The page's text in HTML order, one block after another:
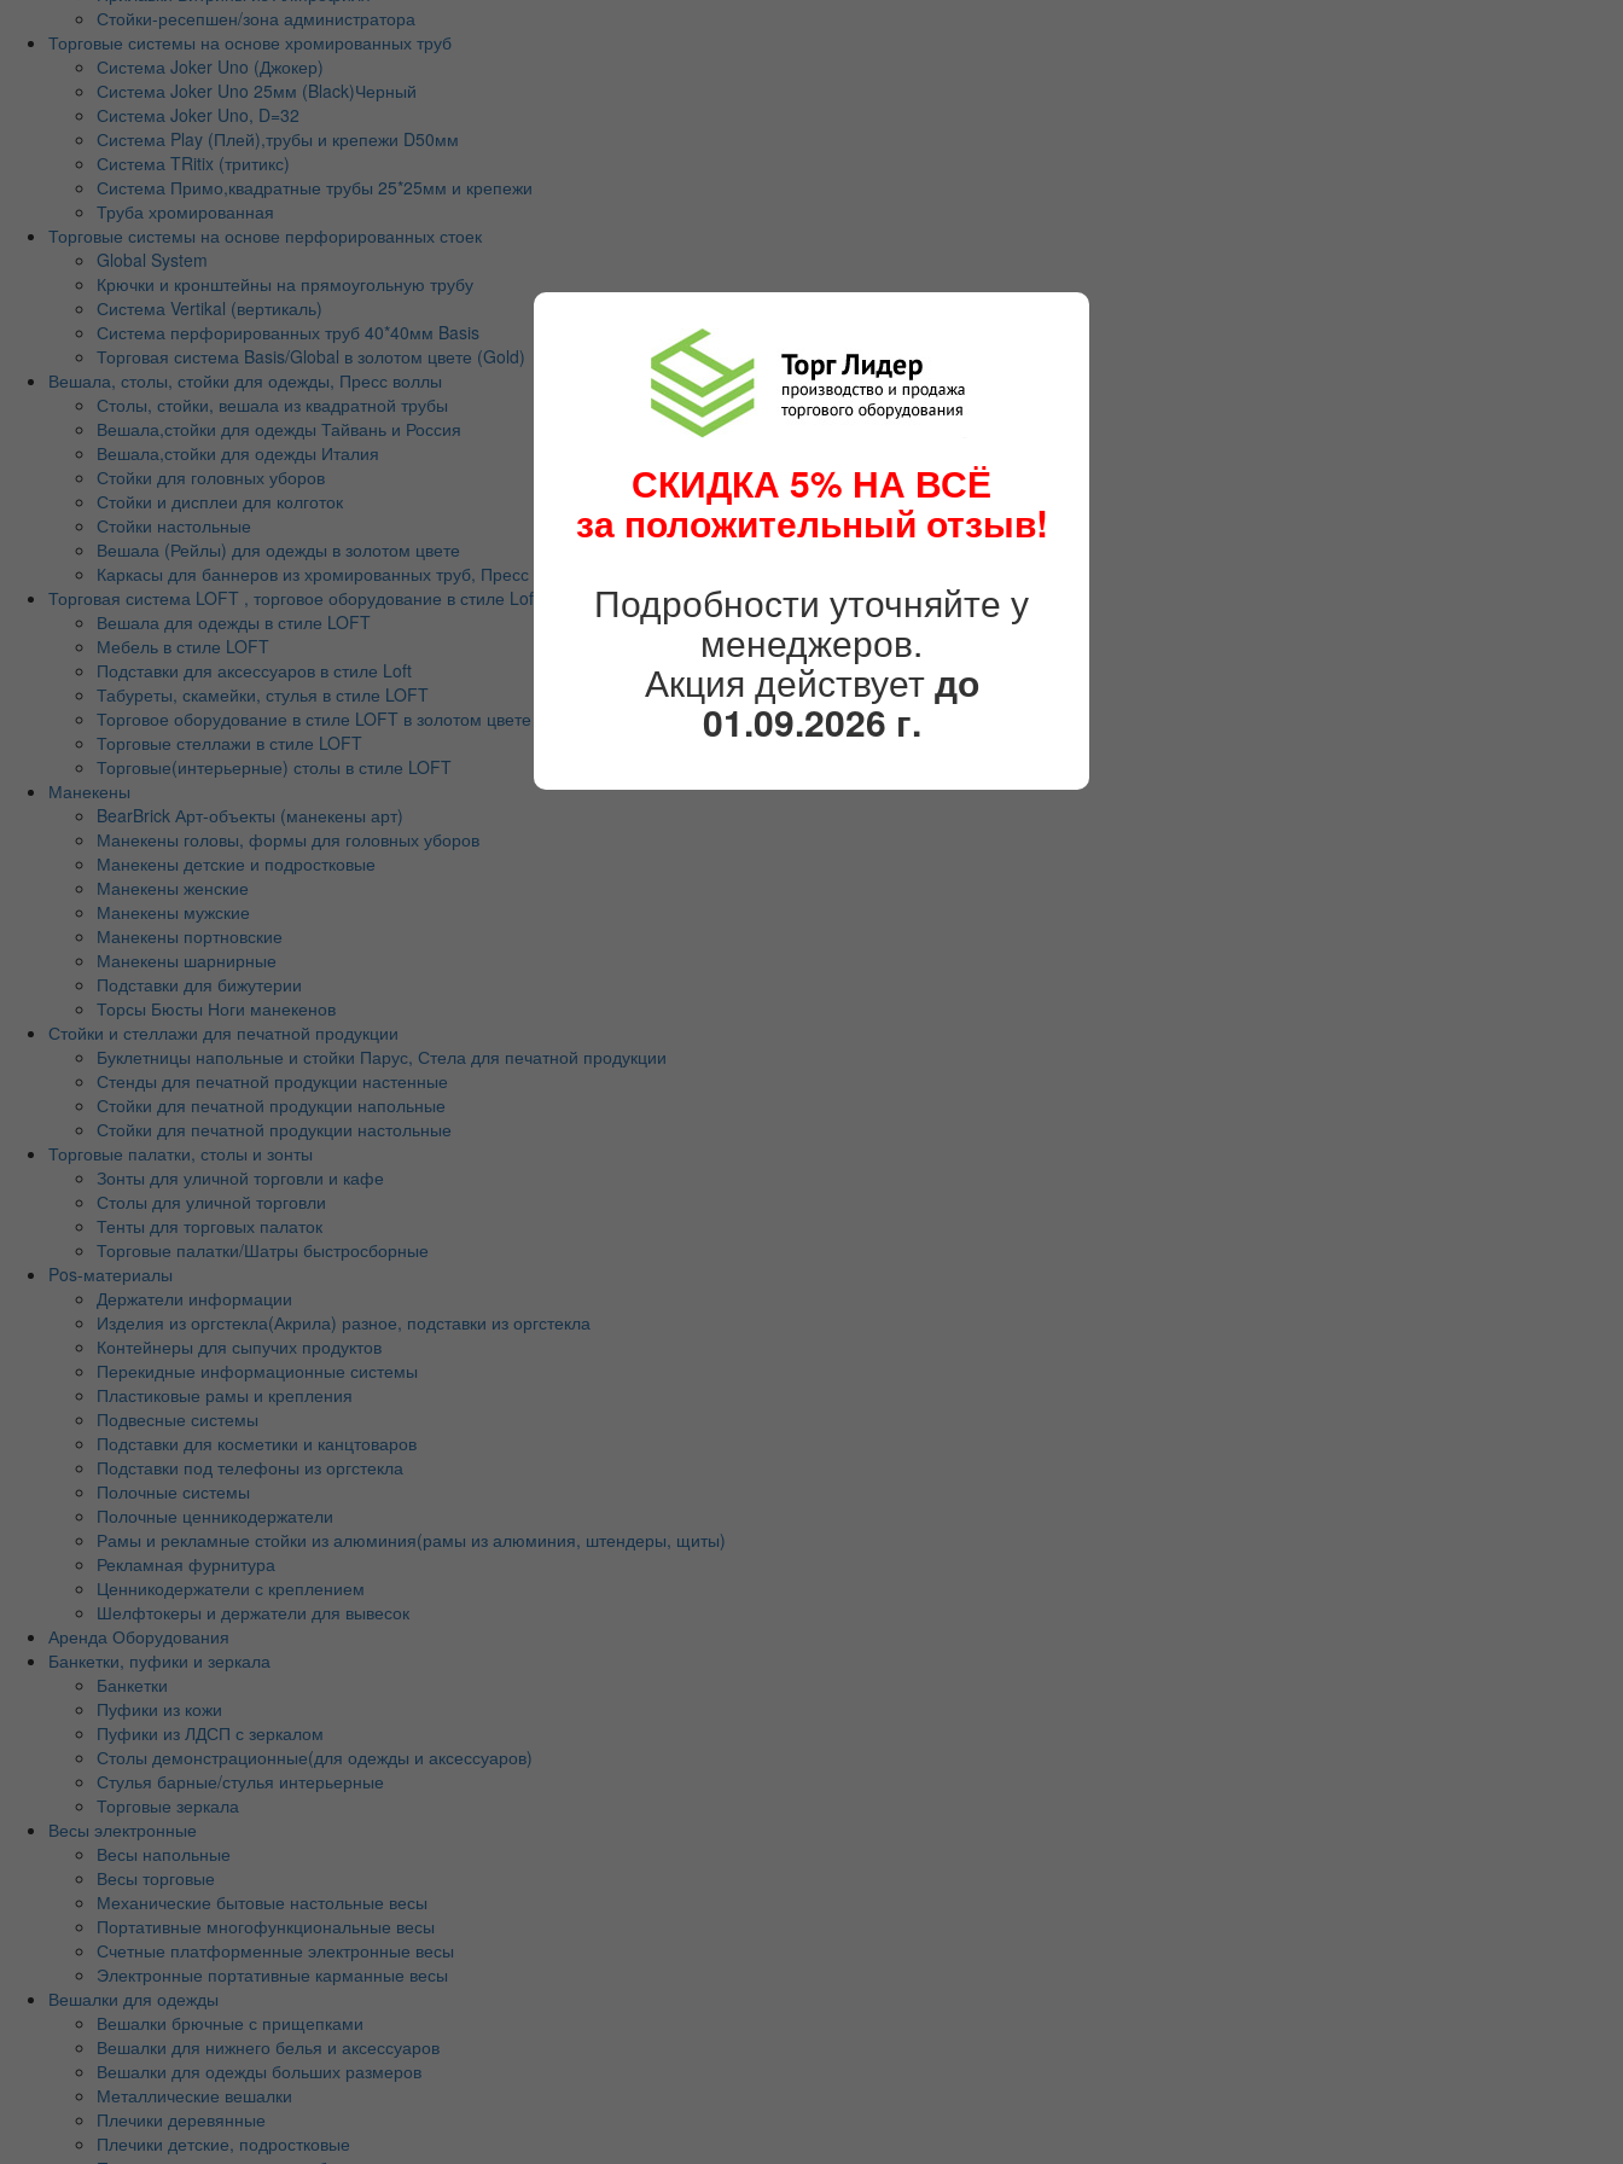
СКИДКА 5% НА ВСЁ
за положительный отзыв!
Подробности уточняйте у
менеджеров.
Акция действуетдо
01.09.2026 г.
Стойки-ресепшен/зона администратора
Торговые системы на основе хромированных труб
Система Joker Uno (Джокер)
Система Joker Uno 25мм (Black)Черный
Система Joker Uno, D=32
Система Play (Плей),трубы и крепежи D50мм
Система TRitix (тритикс)
Система Примо,квадратные трубы 25*25мм и крепежи
Труба хромированная
Торговые системы на основе перфорированных стоек
Global System
Крючки и кронштейны на прямоугольную трубу
Система Vertikal (вертикаль)
Система перфорированных труб 40*40мм Basis
Торговая система Basis/Global в золотом цвете (Gold)
Вешала, столы, стойки для одежды, Пресс воллы
Столы, стойки, вешала из квадратной трубы
Вешала,стойки для одежды Тайвань и Россия
Вешала,стойки для одежды Италия
Стойки для головных уборов
Стойки и дисплеи для колготок
Стойки настольные
Вешала (Рейлы) для одежды в золотом цвете
Каркасы для баннеров из хромированных труб, Пресс волл (Press Wall)
Торговая система LOFT , торговое оборудование в стиле Loft
Вешала для одежды в стиле LOFT
Мебель в стиле LOFT
Подставки для аксессуаров в стиле Loft
Табуреты, скамейки, стулья в стиле LOFT
Торговое оборудование в стиле LOFT в золотом цвете
Торговые стеллажи в стиле LOFT
Торговые(интерьерные) столы в стиле LOFT
Манекены
BearBrick Арт-объекты (манекены арт)
Манекены головы, формы для головных уборов
Манекены детские и подростковые
Манекены женские
Манекены мужские
Манекены портновские
Манекены шарнирные
Подставки для бижутерии
Торсы Бюсты Ноги манекенов
Стойки и стеллажи для печатной продукции
Буклетницы напольные и стойки Парус, Стела для печатной продукции
Стенды для печатной продукции настенные
Стойки для печатной продукции напольные
Стойки для печатной продукции настольные
Торговые палатки, столы и зонты
Зонты для уличной торговли и кафе
Столы для уличной торговли
Тенты для торговых палаток
Торговые палатки/Шатры быстросборные
Pos-материалы
Держатели информации
Изделия из оргстекла(Акрила) разное, подставки из оргстекла
Контейнеры для сыпучих продуктов
Перекидные информационные системы
Пластиковые рамы и крепления
Подвесные системы
Подставки для косметики и канцтоваров
Подставки под телефоны из оргстекла
Полочные системы
Полочные ценникодержатели
Рамы и рекламные стойки из алюминия(рамы из алюминия, штендеры, щиты)
Рекламная фурнитура
Ценникодержатели с креплением
Шелфтокеры и держатели для вывесок
Аренда Оборудования
Банкетки, пуфики и зеркала
Банкетки
Пуфики из кожи
Пуфики из ЛДСП с зеркалом
Столы демонстрационные(для одежды и аксессуаров)
Стулья барные/стулья интерьерные
Торговые зеркала
Весы электронные
Весы напольные
Весы торговые
Механические бытовые настольные весы
Портативные многофункциональные весы
Счетные платформенные электронные весы
Электронные портативные карманные весы
Вешалки для одежды
Вешалки брючные с прищепками
Вешалки для нижнего белья и аксессуаров
Вешалки для одежды больших размеров
Металлические вешалки
Плечики деревянные
Плечики детские, подростковые